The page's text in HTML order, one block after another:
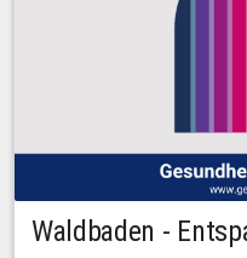
Waldbaden -